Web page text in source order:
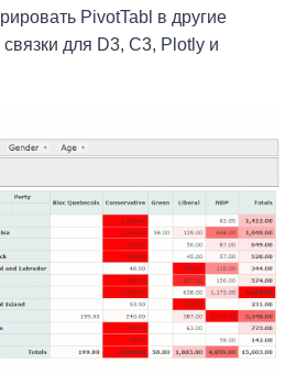
PivotTabl в другие
для D3, C3, Plotly и